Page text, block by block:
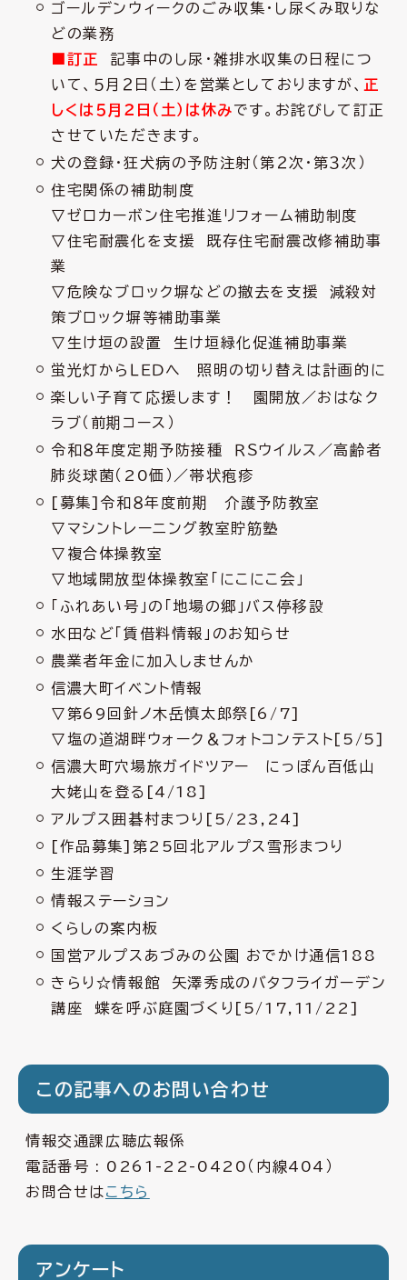
ゴールデンウィークのごみ収集・し尿くみ取りな
どの業務
■訂正
記事中のし尿・雑排水収集の日程につ
いて、５月２日（土）を営業としておりますが、 正
しくは５月２日（土）は休みです。お詫びして訂正
させていただきます。
犬の登録・狂犬病の予防注射（第２次・第３次）
住宅関係の補助制度
▽ゼロカーボン住宅推進リフォーム補助制度
▽住宅耐震化を支援 既存住宅耐震改修補助事
業
▽危険なブロック塀などの撤去を支援 減殺対
策ブロック塀等補助事業
▽生け垣の設置 生け垣緑化促進補助事業
蛍光灯からＬＥＤへ 照明の切り替えは計画的に
楽しい子育て応援します！ 園開放／おはなク
ラブ（前期コース）
令和８年度定期予防接種 ＲＳウイルス／高齢者
肺炎球菌（20価）／帯状疱疹
[募集]令和８年度前期 介護予防教室
▽マシントレーニング教室貯筋塾
▽複合体操教室
▽地域開放型体操教室「にこにこ会」
「ふれあい号」の「地場の郷」バス停移設
水田など「賃借料情報」のお知らせ
農業者年金に加入しませんか
信濃大町イベント情報
▽第69回針ノ木岳慎太郎祭[6/7]
▽塩の道湖畔ウォーク＆フォトコンテスト[5/5]
信濃大町穴場旅ガイドツアー にっぽん百低山
大姥山を登る[4/18]
アルプス囲碁村まつり[5/23,24]
[作品募集]第25回北アルプス雪形まつり
生涯学習
情報ステーション
くらしの案内板
国営アルプスあづみの公園 おでかけ通信188
きらり☆情報館 矢澤秀成のバタフライガーデン
講座 蝶を呼ぶ庭園づくり[5/17,11/22]
この記事へのお問い合わせ
情報交通課広聴広報係
電話番号 : 0261-22-0420 （内線404）
お問合せはこちら
アンケート